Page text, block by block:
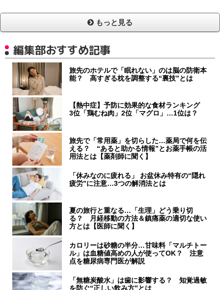
もっと見る
編集部おすすめ記事
旅先のホテルで「眠れない」のは脳の防衛本
能？ 高すぎる枕を調整する“裏技”とは
【熱中症】予防に効果的な食材ランキング
3位「鶏むね肉」2位「マグロ」…1位は？
旅先で「常用薬」を切らした…薬局で何を伝
える？ “あると助かる情報”とお薬手帳の活
用法とは【薬剤師に聞く】
「休みなのに疲れる」 お盆休み特有の“隠れ
疲労”に注意…3つの解消法とは
夏の旅行と重なる…「生理」どう乗り切
る？ 月経移動の方法＆鎮痛薬の適切な使い
方とは【医師に聞く】
カロリーは砂糖の半分…甘味料「マルチトー
ル」は血糖値高めの人が使ってOK？ 注意
点を糖尿病専門医が解説
「無糖炭酸水」は歯に影響する？ 知覚過敏
を防ぐ“正しい飲み方”とは